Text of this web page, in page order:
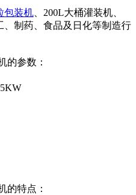
包装机 、200L大桶灌装机、
、制药、食品及日化等制造行
的参数：
的特点：